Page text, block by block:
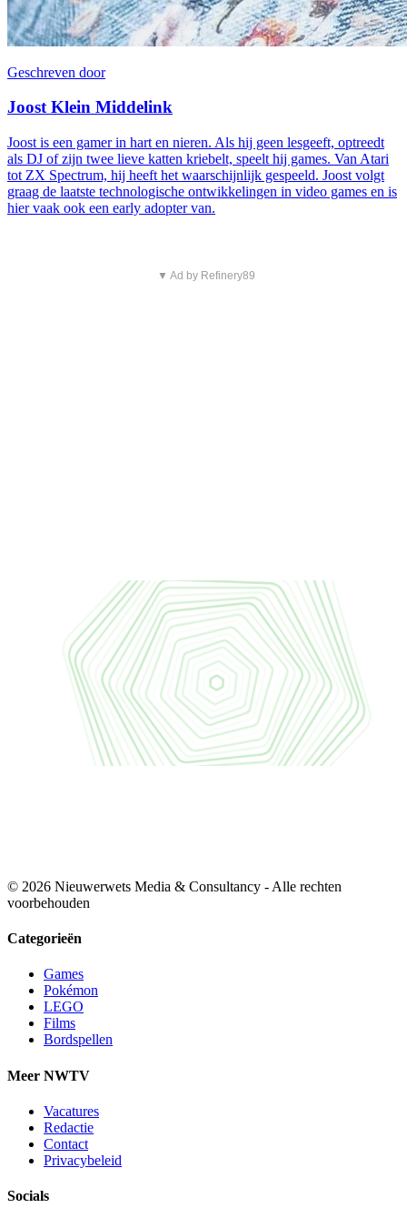
Geschreven door
Joost Klein Middelink
Joost is een gamer in hart en nieren. Als hij geen lesgeeft, optreedt
als DJ of zijn twee lieve katten kriebelt, speelt hij games. Van Atari
tot ZX Spectrum, hij heeft het waarschijnlijk gespeeld. Joost volgt
graag de laatste technologische ontwikkelingen in video games en is
hier vaak ook een early adopter van.
▼ Ad by Refinery89
© 2026 Nieuwerwets Media & Consultancy - Alle rechten
voorbehouden
Categorieën
Games
Pokémon
LEGO
Films
Bordspellen
Meer NWTV
Vacatures
Redactie
Contact
Privacybeleid
Socials